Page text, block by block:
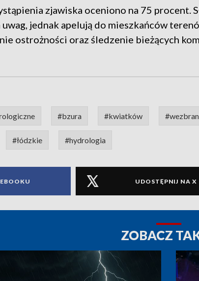
zjawiska oceniono na 75 procent.
jednak apelują do mieszkańców
ostrożności oraz śledzenie bieżących
#bzura #kwiatków
#łódzkie #hydrologia
UDOSTĘPNIJ NA X
ZOBACZ